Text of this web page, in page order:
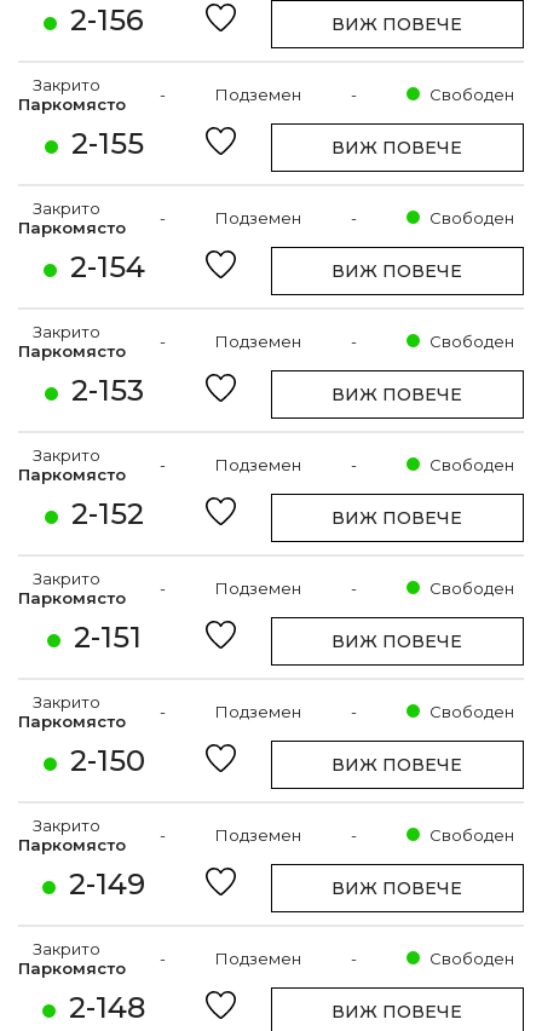
2-156 ВИЖ ПОВЕЧЕ
2-155
Закрито
Паркомясто
- Подземен - Свободен
ВИЖ ПОВЕЧЕ
2-154
Закрито
Паркомясто
- Подземен - Свободен
ВИЖ ПОВЕЧЕ
2-153
Закрито
Паркомясто
- Подземен - Свободен
ВИЖ ПОВЕЧЕ
2-152
Закрито
Паркомясто
- Подземен - Свободен
ВИЖ ПОВЕЧЕ
2-151
Закрито
Паркомясто
- Подземен - Свободен
ВИЖ ПОВЕЧЕ
2-150
Закрито
Паркомясто
- Подземен - Свободен
ВИЖ ПОВЕЧЕ
2-149
Закрито
Паркомясто
- Подземен - Свободен
ВИЖ ПОВЕЧЕ
2-148
Закрито
Паркомясто
- Подземен - Свободен
ВИЖ ПОВЕЧЕ